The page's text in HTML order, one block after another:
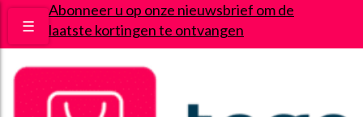
Abonneer u op onze nieuwsbrief om de
laatste kortingen te ontvangen
☰